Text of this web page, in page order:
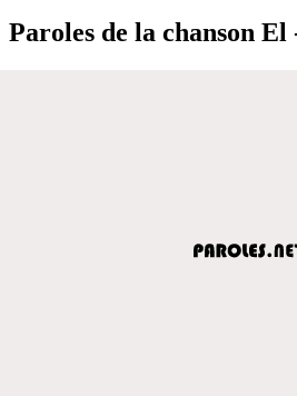
Paroles de la chanson